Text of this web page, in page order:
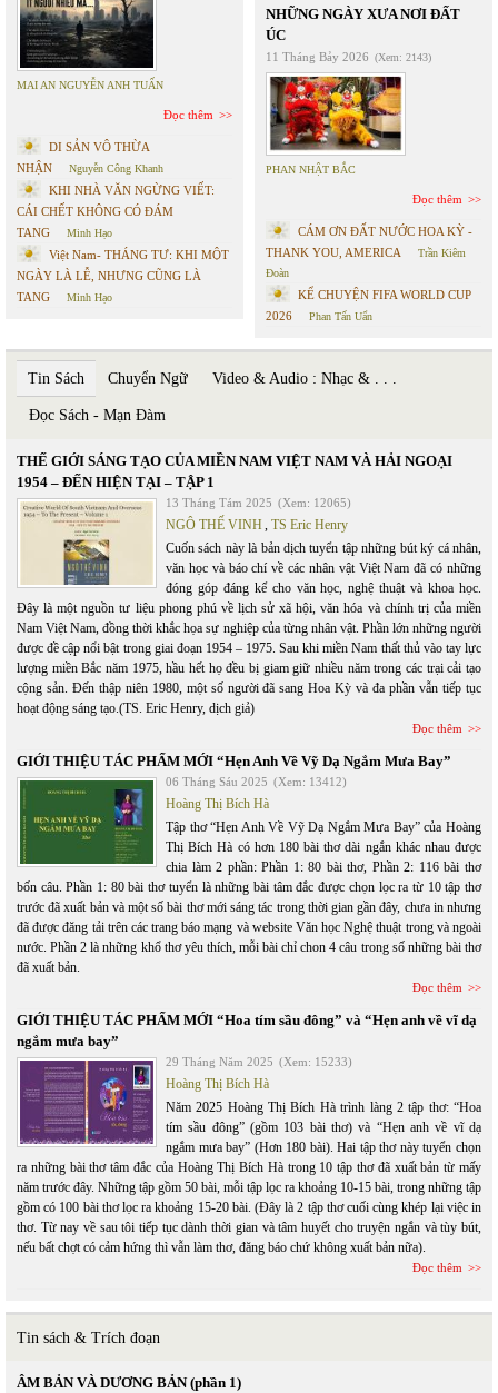
MAI AN NGUYỄN ANH TUẤN
Đọc thêm
DI SẢN VÔ THỪA
NHẬN
Nguyễn Công Khanh
KHI NHÀ VĂN NGỪNG VIẾT:
CÁI CHẾT KHÔNG CÓ ĐÁM
TANG
Minh Hạo
Việt Nam- THÁNG TƯ: KHI MỘT
NGÀY LÀ LỄ, NHƯNG CŨNG LÀ
TANG
Minh Hạo
NHỮNG NGÀY XƯA NƠI ĐẤT
ÚC
11 Tháng Bảy 2026 (Xem: 2143)
PHAN NHẬT BẮC
Đọc thêm
CÁM ƠN ĐẤT NƯỚC HOA KỲ -
THANK YOU, AMERICA
Trần Kiêm
Đoàn
KỂ CHUYỆN FIFA WORLD CUP
2026
Phan Tấn Uẩn
Tin Sách Chuyển Ngữ Video & Audio : Nhạc & . . .
Đọc Sách - Mạn Đàm
THẾ GIỚI SÁNG TẠO CỦA MIỀN NAM VIỆT NAM VÀ HẢI NGOẠI
1954 – ĐẾN HIỆN TẠI – TẬP 1
13 Tháng Tám 2025 (Xem: 12065)
NGÔ THẾ VINH, TS Eric Henry
Cuốn sách này là bản dịch tuyển tập những bút ký cá nhân,
văn học và báo chí về các nhân vật Việt Nam đã có những
đóng góp đáng kể cho văn học, nghệ thuật và khoa học.
Đây là một nguồn tư liệu phong phú về lịch sử xã hội, văn hóa và chính trị của miền
Nam Việt Nam, đồng thời khắc họa sự nghiệp của từng nhân vật. Phần lớn những người
được đề cập nổi bật trong giai đoạn 1954 – 1975. Sau khi miền Nam thất thủ vào tay lực
lượng miền Bắc năm 1975, hầu hết họ đều bị giam giữ nhiều năm trong các trại cải tạo
cộng sản. Đến thập niên 1980, một số người đã sang Hoa Kỳ và đa phần vẫn tiếp tục
hoạt động sáng tạo.(TS. Eric Henry, dịch giả)
Đọc thêm
GIỚI THIỆU TÁC PHẨM MỚI “Hẹn Anh Về Vỹ Dạ Ngắm Mưa Bay”
06 Tháng Sáu 2025 (Xem: 13412)
Hoàng Thị Bích Hà
Tập thơ “Hẹn Anh Về Vỹ Dạ Ngắm Mưa Bay” của Hoàng
Thị Bích Hà có hơn 180 bài thơ dài ngắn khác nhau được
chia làm 2 phần: Phần 1: 80 bài thơ, Phần 2: 116 bài thơ
bốn câu. Phần 1: 80 bài thơ tuyển là những bài tâm đắc được chọn lọc ra từ 10 tập thơ
trước đã xuất bản và một số bài thơ mới sáng tác trong thời gian gần đây, chưa in nhưng
đã được đăng tải trên các trang báo mạng và website Văn học Nghệ thuật trong và ngoài
nước. Phần 2 là những khổ thơ yêu thích, mỗi bài chỉ chon 4 câu trong số những bài thơ
đã xuất bản.
Đọc thêm
GIỚI THIỆU TÁC PHẨM MỚI “Hoa tím sầu đông” và “Hẹn anh về vĩ dạ
ngắm mưa bay”
29 Tháng Năm 2025 (Xem: 15233)
Hoàng Thị Bích Hà
Năm 2025 Hoàng Thị Bích Hà trình làng 2 tập thơ: “Hoa
tím sầu đông” (gồm 103 bài thơ) và “Hẹn anh về vĩ dạ
ngắm mưa bay” (Hơn 180 bài). Hai tập thơ này tuyển chọn
ra những bài thơ tâm đắc của Hoàng Thị Bích Hà trong 10 tập thơ đã xuất bản từ mấy
năm trước đây. Những tập gồm 50 bài, mỗi tập lọc ra khoảng 10-15 bài, trong những tập
gồm có 100 bài thơ lọc ra khoảng 15-20 bài. (Đây là 2 tập thơ cuối cùng khép lại việc in
thơ. Từ nay về sau tôi tiếp tục dành thời gian và tâm huyết cho truyện ngắn và tùy bút,
nếu bất chợt có cảm hứng thì vẫn làm thơ, đăng báo chứ không xuất bản nữa).
Đọc thêm
Tin sách & Trích đoạn
ÂM BẢN VÀ DƯƠNG BẢN (phần 1)